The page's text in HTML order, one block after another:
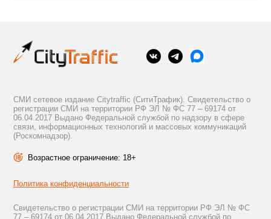
СМИ сетевое издание Citytraffic (СитиТрафик). Свидетельство о
регистрации СМИ на территории РФ ЭЛ № ФС 77 – 69174 от
06.04.2017 Выдано Федеральной службой по надзору в сфере
связи, информационных технологий и массовых коммуникаций
(Роскомнадзор).
Возрастное ограничение: 18+
Политика конфиденциальности
Свидетельство о регистрации СМИ на территории РФ ЭЛ № ФС
77 – 69174 от 06.04.2017 Выдано Федеральной службой по